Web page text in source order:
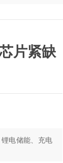
片紧缺
电储能、充电